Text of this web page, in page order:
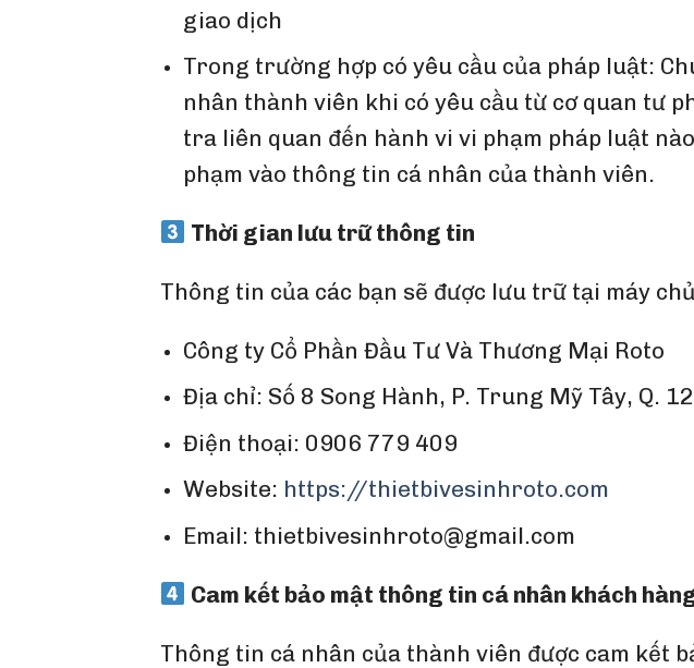
giao dịch
Trong trường hợp có yêu cầu của pháp luật:
nhân thành viên khi có yêu cầu từ cơ quan tư
tra liên quan đến hành vi vi phạm pháp luật
phạm vào thông tin cá nhân của thành viên.
Thời gian lưu trữ thông tin
Thông tin của các bạn sẽ được lưu trữ tại máy
Công ty Cổ Phần Đầu Tư Và Thương Mại Roto
Địa chỉ: Số 8 Song Hành, P. Trung Mỹ Tây, Q.
Điện thoại: 0906 779 409
Website: https://thietbivesinhroto.com
Email: thietbivesinhroto@gmail.com
Cam kết bảo mật thông tin cá nhân khách
Thông tin cá nhân của thành viên được cam kết